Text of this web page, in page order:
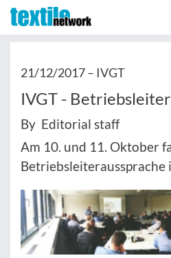
21/12/2017 – IVGT
IVGT -
By Editorial staff
Am 10. und 11. Oktober
Betriebsleiteraussprache